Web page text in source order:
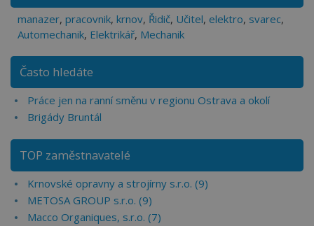
manazer, pracovnik, krnov, Řidič, Učitel, elektro, svarec,
Automechanik, Elektrikář, Mechanik
Často hledáte
Práce jen na ranní směnu v regionu Ostrava a okolí
Brigády Bruntál
TOP zaměstnavatelé
Krnovské opravny a strojírny s.r.o. (9)
METOSA GROUP s.r.o. (9)
Macco Organiques, s.r.o. (7)